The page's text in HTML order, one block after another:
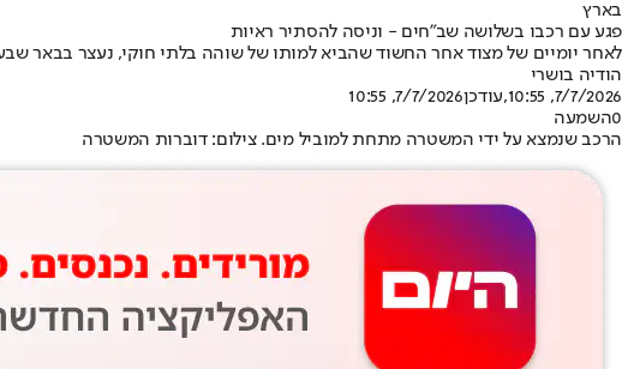
בארץ
פגע עם רכבו בשלושה שב"חים - וניסה להסתיר ראיות
לאחר יומיים של מצוד אחר החשוד שהביא למותו של שוהה בלתי חוקי, נעצר בבאר שבע תושב השטחים בן 24 לאחר שהסתיר את רכבו מתחת למוביל
הודיה בושרי
7/7/2026, 10:55
,עודכן7/7/2026, 10:55
0השמעה
הרכב שנמצא על ידי המשטרה מתחת למוביל מים. צילום: דוברות המשטרה